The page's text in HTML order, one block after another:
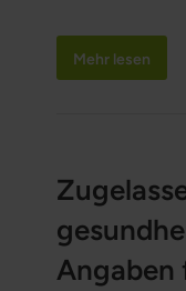
att det blir
härter arbeiten,
beeinflussen.
och hur du den
Mehr lesen
Angaben